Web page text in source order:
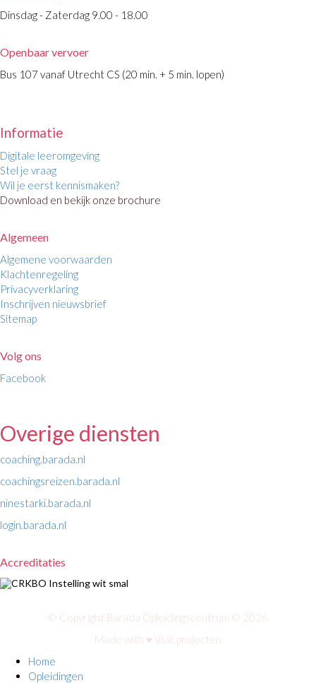
Dinsdag - Zaterdag 9.00 - 18.00
Openbaar vervoer
Bus 107 vanaf Utrecht CS (20 min. + 5 min. lopen)
Informatie
Digitale leeromgeving
Stel je vraag
Wil je eerst kennismaken?
Download en bekijk onze brochure
Algemeen
Algemene voorwaarden
Klachtenregeling
Privacyverklaring
Inschrijven nieuwsbrief
Sitemap
Volg ons
Facebook
Overige diensten
coaching.barada.nl
coachingsreizen.barada.nl
ninestarki.barada.nl
login.barada.nl
Accreditaties
© Copyright Barada Opleidingscentrum © 2026
Made with ♥ Viak projecten
Home
Opleidingen